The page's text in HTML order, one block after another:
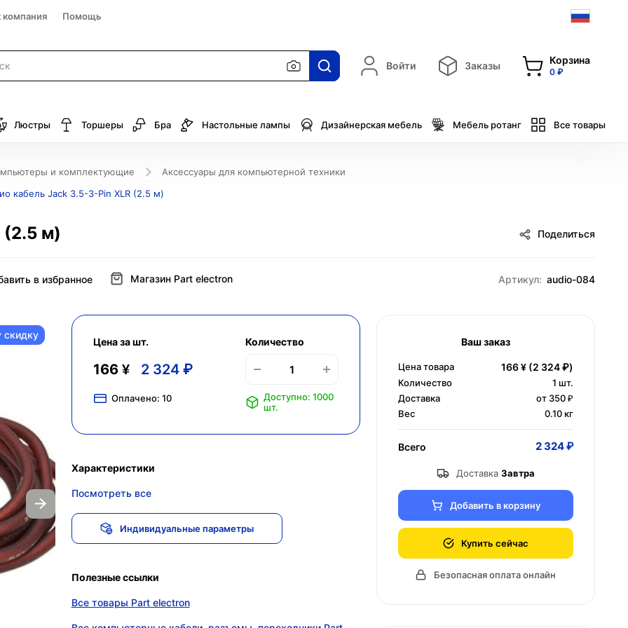
компания Помощь
Войти Заказы Корзина
0 ₽
Люстры Торшеры Бра Настольные лампы Дизайнерская мебель Мебель ротанг Все товары
и комплектующие
Аксессуары для компьютерной техники
кабель Jack 3.5-3-Pin XLR (2.5 м)
(2.5 м)
в избранное
Поделиться
Магазин Part electron Артикул: audio-084
скидку
Цена за шт.
166 ¥ 2 324 ₽
Оплачено: 10
Количество
Доступно: 1000
шт.
Характеристики
Посмотреть все
Индивидуальные параметры
Полезные ссылки
Все товары Part electron
Ваш заказ
Цена товара 166 ¥ (2 324 ₽)
Количество 1 шт.
Доставка
от 350 ₽
Вес
0.10 кг
Всего 2 324 ₽
Доставка Завтра
Добавить в корзину
Купить сейчас
Безопасная оплата онлайн